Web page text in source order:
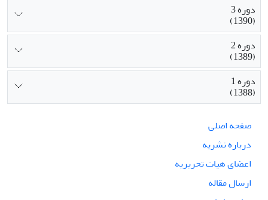
دوره 3
(1390)
دوره 2
(1389)
دوره 1
(1388)
صفحه اصلی
درباره نشریه
اعضای هیات تحریریه
ارسال مقاله